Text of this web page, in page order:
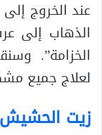
عند الخروج إلى
الذهاب إلى
الخزامة”.
لعلاج جميع
زيت الحشيش